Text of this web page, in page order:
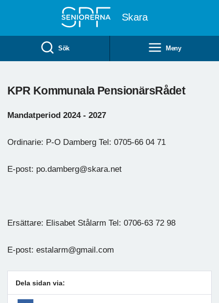
Skara
Sök Meny
KPR Kommunala PensionärsRådet
Mandatperiod 2024 - 2027
Ordinarie: P-O Damberg Tel: 0705-66 04 71
E-post: po.damberg@skara.net
Ersättare: Elisabet Stålarm Tel: 0706-63 72 98
E-post: estalarm@gmail.com
Dela sidan via: